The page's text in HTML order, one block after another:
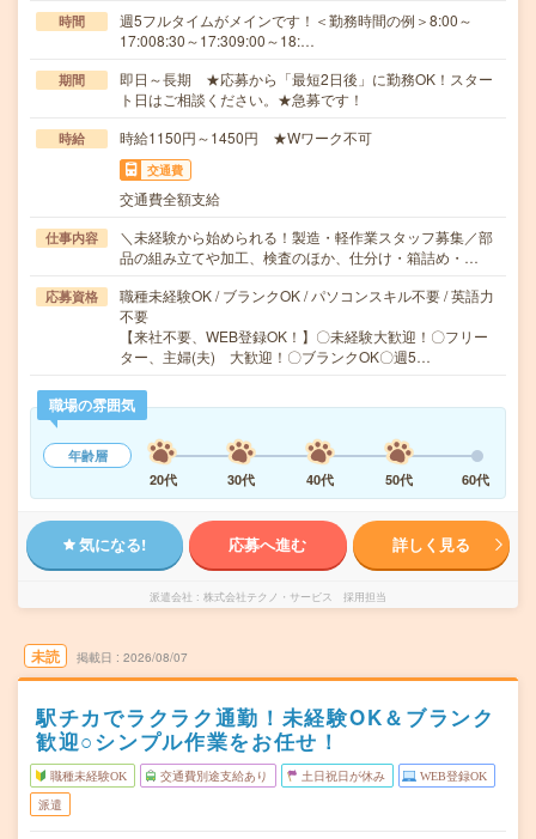
時間
週5フルタイムがメインです！＜勤務時間の例＞8:00～
17:008:30～17:309:00～18:…
期間
即日～長期 ★応募から「最短2日後」に勤務OK！スター
ト日はご相談ください。★急募です！
時給 時給1150円～1450円 ★Wワーク不可
交通費
交通費全額支給
仕事内容
＼未経験から始められる！製造・軽作業スタッフ募集／部
品の組み立てや加工、検査のほか、仕分け・箱詰め・…
応募資格
職種未経験OK / ブランクOK / パソコンスキル不要 / 英語力
不要
【来社不要、WEB登録OK！】〇未経験大歓迎！〇フリー
ター、主婦(夫) 大歓迎！〇ブランクOK〇週5…
職場の雰囲気
年齢層
20代
30代 40代 50代 60代
気になる! 応募へ進む 詳しく見る
派遣会社 株式会社テクノ・サービス 採用担当
未読 掲載日 2026/08/07
駅チカでラクラク通勤！未経験OK＆ブランク
歓迎○シンプル作業をお任せ！
職種未経験OK 交通費別途支給あり 土日祝日が休み WEB登録OK
派遣